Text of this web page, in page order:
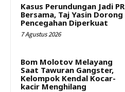
Kasus Perundungan Jadi PR
Bersama, Taj Yasin Dorong
Pencegahan Diperkuat
7 Agustus 2026
Bom Molotov Melayang
Saat Tawuran Gangster,
Kelompok Kendal Kocar-
kacir Menghilang